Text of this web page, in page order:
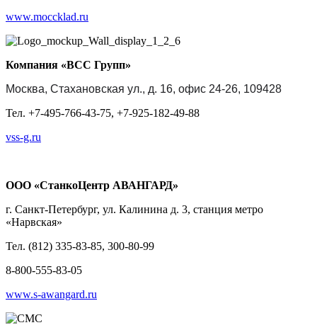
www.moccklad.ru
Компания «ВСС Групп»
Москва, Стахановская ул., д. 16, офис 24-26, 109428
Тел. +7-495-766-43-75, +7-925-182-49-88
vss-g.ru
ООО «СтанкоЦентр АВАНГАРД»
г. Санкт-Петербург, ул. Калинина д. 3, станция метро
«Нарвская»
Тел. (812) 335-83-85, 300-80-99
8-800-555-83-05
www.s-awangard.ru